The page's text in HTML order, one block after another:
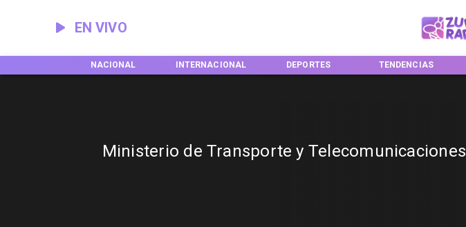
EN VIVO
NACIONAL INTERNACIONAL DEPORTES TENDENCIAS
Ministerio de Transporte y Telecomunicaciones